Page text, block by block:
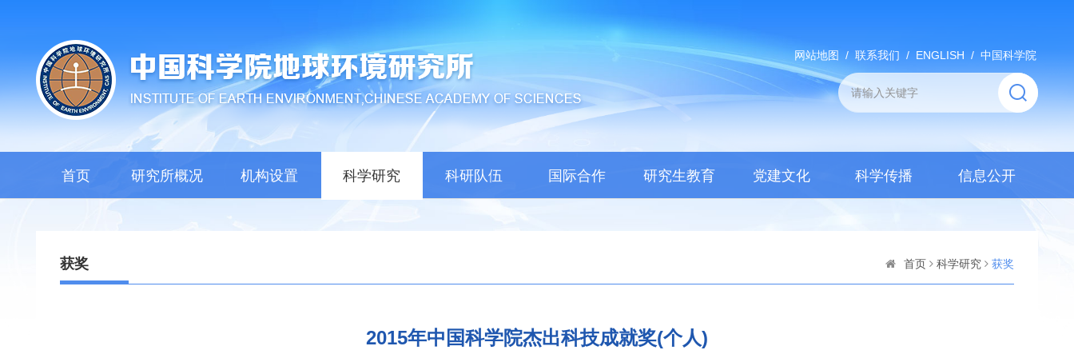
网站地图 / 联系我们 / ENGLISH / 中国科学院
首页 研究所概况 机构设置 科学研究 科研队伍 国际合作 研究生教育 党建文化 科学传播 信息公开
获奖 首页 科学研究 获奖
2015年中国科学院杰出科技成就奖(个人)